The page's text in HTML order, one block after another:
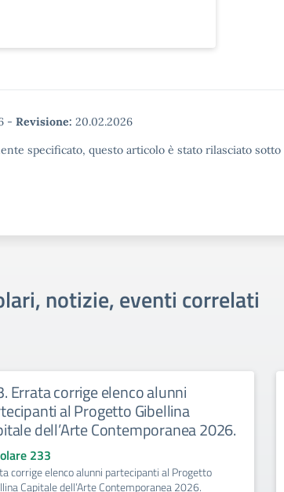
- Revisione: 20.02.2026
specificato, questo articolo è stato rilasciato
notizie, eventi correlati
Errata corrige elenco alunni
al Progetto Gibellina
dell’Arte Contemporanea 2026.
233
corrige elenco alunni partecipanti al Progetto
Capitale dell’Arte Contemporanea 2026.